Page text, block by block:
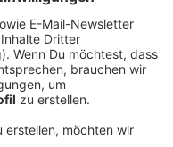
Sänger und
2022
Momente,
eine Live-Worlds-
monatlichen